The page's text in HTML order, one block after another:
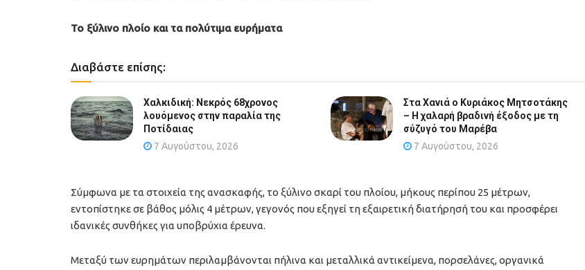
Το ξύλινο πλοίο και τα πολύτιμα ευρήματα
Διαβάστε επίσης:
Χαλκιδική: Νεκρός 68χρονος
λουόμενος στην παραλία της
Ποτίδαιας
7 Αυγούστου, 2026
Στα Χανιά ο Κυριάκος Μητσοτάκης
– Η χαλαρή βραδινή έξοδος με τη
σύζυγό του Μαρέβα
7 Αυγούστου, 2026
Σύμφωνα με τα στοιχεία της ανασκαφής, το ξύλινο σκαρί του πλοίου, μήκους περίπου 25 μέτρων,
εντοπίστηκε σε βάθος μόλις 4 μέτρων, γεγονός που εξηγεί τη εξαιρετική διατήρησή του και προσφέρει
ιδανικές συνθήκες για υποβρύχια έρευνα.
Μεταξύ των ευρημάτων περιλαμβάνονται πήλινα και μεταλλικά αντικείμενα, πορσελάνες, οργανικά